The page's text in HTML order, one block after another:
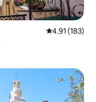
औसत रेटिंग 5 में से
4.91 (183)